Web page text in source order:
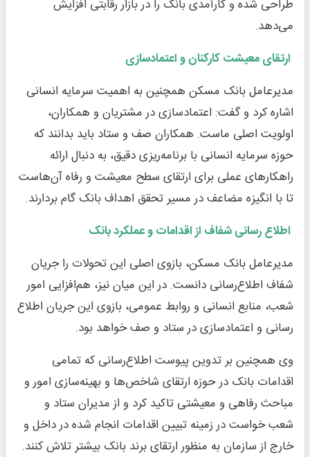
طراحی شده و کارآمدی بانک را در بازار رقابتی افزایش
می‌دهد.
ارتقای معیشت کارکنان و اعتمادسازی
مدیرعامل بانک مسکن همچنین به اهمیت سرمایه انسانی
اشاره کرد و گفت: اعتمادسازی در مشتریان و همکاران،
اولویت اصلی ماست. همکاران صف و ستاد باید بدانند که
حوزه سرمایه انسانی با برنامه‌ریزی دقیق، به دنبال ارائه
راهکارهای عملی برای ارتقای سطح معیشت و رفاه آن‌هاست
تا با انگیزه مضاعف در مسیر تحقق اهداف بانک گام بردارند.
اطلاع رسانی شفاف از اقدامات و عملکرد بانک
مدیرعامل بانک مسکن، بازوی اصلی این تحولات را جریان
شفاف اطلاع‌رسانی دانست. در این میان نیز، هم‌افزایی امور
شعب، منابع انسانی و روابط عمومی، بازوی این جریان اطلاع
رسانی و اعتمادسازی در ستاد و صف خواهد بود.
وی همچنین بر تدوین پیوست اطلاع‌رسانی که تمامی
اقدامات بانک در حوزه ارتقای شاخص‌ها و بهینه‌سازی امور و
مباحث رفاهی و معیشتی تاکید کرد و از مدیران ستاد و
شعب خواست در زمینه تبیین اقدامات انجام شده در داخل و
خارج از سازمان به منظور ارتقای برند بانک بیشتر تلاش کنند.